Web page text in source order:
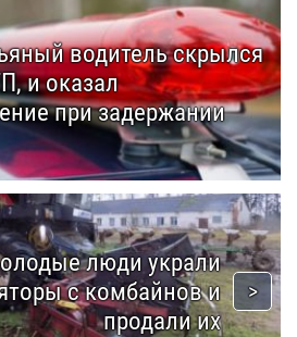
водитель скрылся
и оказал
при задержании
люди украли
с комбайнов и
продали их